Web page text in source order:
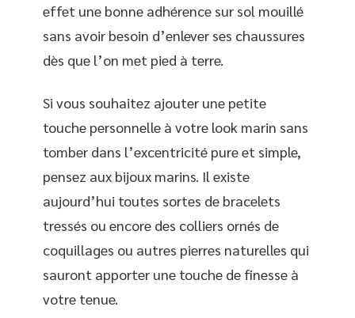
effet une bonne adhérence sur sol mouillé
sans avoir besoin d’enlever ses chaussures
dès que l’on met pied à terre.
Si vous souhaitez ajouter une petite
touche personnelle à votre look marin sans
tomber dans l’excentricité pure et simple,
pensez aux bijoux marins. Il existe
aujourd’hui toutes sortes de bracelets
tressés ou encore des colliers ornés de
coquillages ou autres pierres naturelles qui
sauront apporter une touche de finesse à
votre tenue.